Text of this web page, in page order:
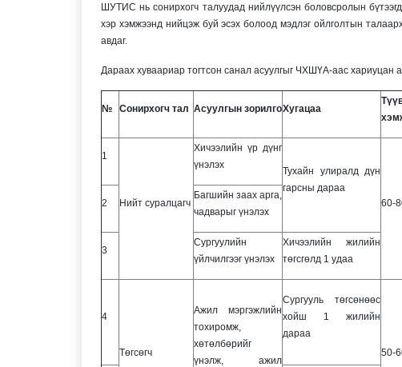
ШУТИС нь сонирхогч талуудад нийлүүлсэн боловсролын
хэр хэмжээнд нийцэж буй эсэх болоод мэдлэг ойлголтын
авдаг.
Дараах хуваариар тогтсон санал асуулгыг ЧХШҮА-аас хариуцан
№ Сонирхогч тал Асуулгын зорилгоХугацаа
1
Нийт суралцагч
Хичээлийн үр дүнг
үнэлэх
Тухайн улиралд дүн
гарсны дараа
60-
2
Багшийн заах арга,
чадварыг үнэлэх
3
Сургуулийн
үйлчилгээг үнэлэх
Хичээлийн жилийн
төгсгөлд 1 удаа
4
Төгсөгч
Ажил мэргэжлийн
тохиромж,
хөтөлбөрийг
үнэлж, ажил
Сургууль төгсөнөөс
хойш 1 жилийн
дараа
50-